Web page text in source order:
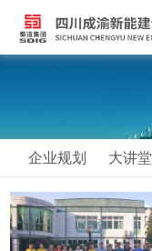
企业规划 大讲堂